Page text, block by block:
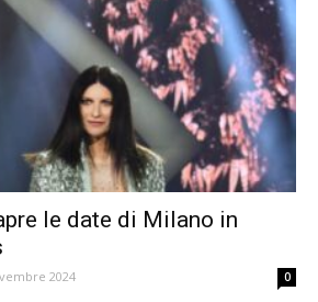
le date di Milano in
2024 0